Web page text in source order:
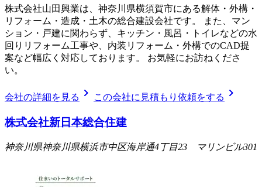
株式会社山田興業は、神奈川県横須賀市にある解体・外構・
リフォーム・造成・土木の総合建設会社です。 また、マン
ション・戸建に関わらず、キッチン・風呂・トイレなどの水
回りリフォーム工事や、内装リフォーム・外構でのCAD提
案など幅広く対応しております。 お気軽にお訪ねくださ
い。
会社の詳細を見る chevron_right この会社に見積もり依頼をする chevron_right
株式会社新日本総合住建
神奈川県神奈川県横浜市中区海岸通4丁目23 マリンビル301